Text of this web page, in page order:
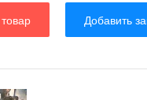
Добавить